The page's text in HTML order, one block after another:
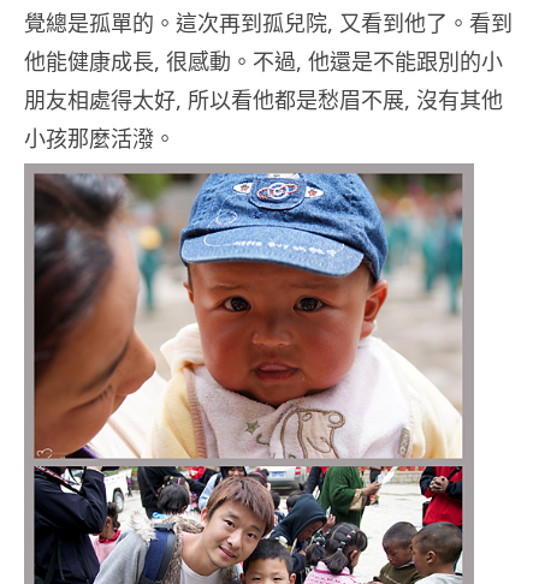
覺總是孤單的。這次再到孤兒院, 又看到他了。看到
他能健康成長, 很感動。不過, 他還是不能跟別的小
朋友相處得太好, 所以看他都是愁眉不展, 沒有其他
小孩那麼活潑。